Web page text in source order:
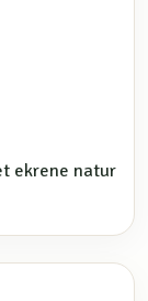
ekrene natur